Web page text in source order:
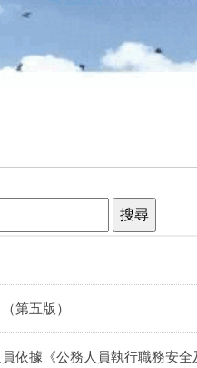
第五版）
依據《公務人員執行職務安